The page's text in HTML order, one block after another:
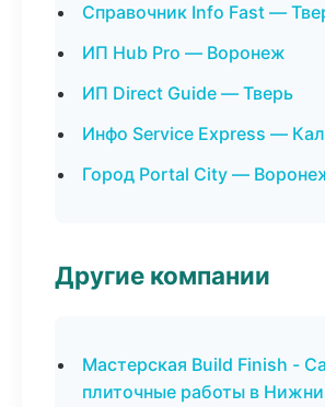
Справочник Info Fast —
ИП Hub Pro — Воронеж
ИП Direct Guide — Тверь
Инфо Service Express —
Город Portal City —
Другие компании
Мастерская Build Finish -
плиточные работы в